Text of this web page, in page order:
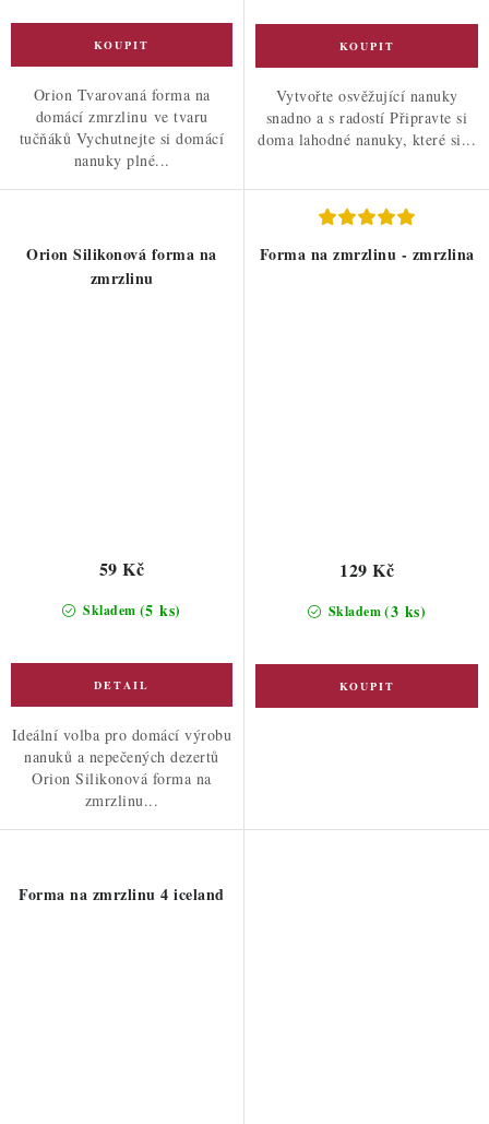
Orion Tvarovaná forma na
domácí zmrzlinu ve tvaru
tučňáků Vychutnejte si domácí
nanuky plné...
Vytvořte osvěžující nanuky
snadno a s radostí Připravte si
doma lahodné nanuky, které si...
Orion Silikonová forma na
zmrzlinu
Skladem (5 ks)
59 Kč
Ideální volba pro domácí výrobu
nanuků a nepečených dezertů
Orion Silikonová forma na
zmrzlinu...
Forma na zmrzlinu - zmrzlina
Skladem(3 ks)
129 Kč
Forma na zmrzlinu 4 iceland